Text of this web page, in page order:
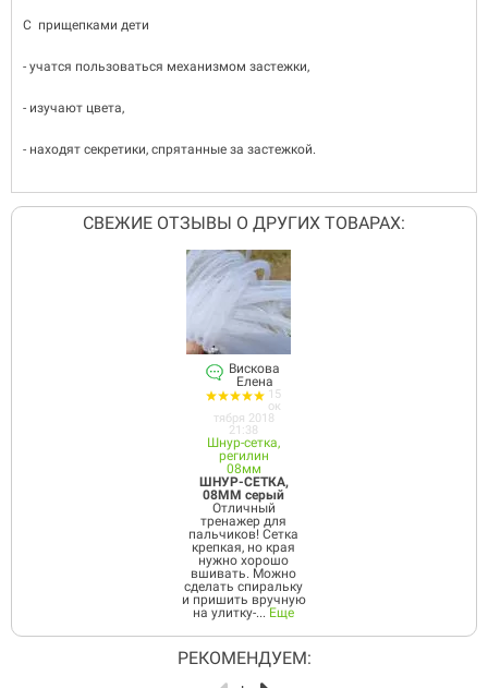
С прищепками дети
- учатся пользоваться механизмом застежки,
- изучают цвета,
- находят секретики, спрятанные за застежкой.
СВЕЖИЕ ОТЗЫВЫ О ДРУГИХ ТОВАРАХ:
Вискова
Елена
15
ок
тября 2018
21:38
Шнур-сетка,
регилин
08мм
ШНУР-СЕТКА,
08ММ серый
Отличный
тренажер для
пальчиков! Сетка
крепкая, но края
нужно хорошо
вшивать. Можно
сделать спиральку
и пришить вручную
на улитку-...Еще
РЕКОМЕНДУЕМ: